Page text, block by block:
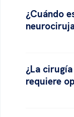
¿Cuándo
¿La
requiere